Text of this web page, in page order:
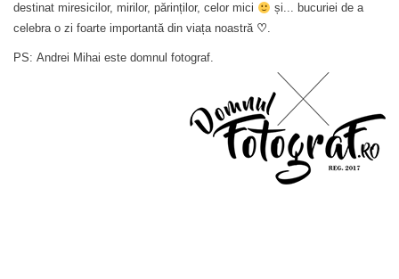
destinat miresicilor, mirilor, părinților, celor mici
și... bucuriei de a
celebra o zi foarte importantă din viața noastră ♡.
PS: Andrei Mihai este domnul fotograf.